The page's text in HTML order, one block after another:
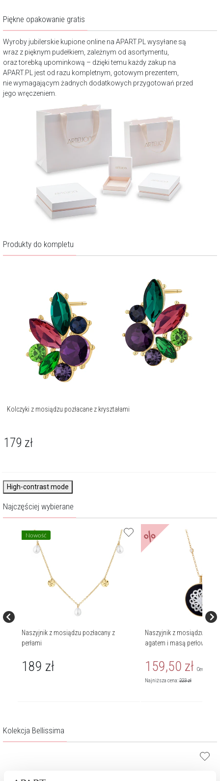
Piękne opakowanie gratis
Wyroby jubilerskie kupione online na APART.PL wysyłane są
wraz z pięknym pudełkiem, zależnym od asortymentu,
oraz torebką upominkową – dzięki temu każdy zakup na
APART.PL jest od razu kompletnym, gotowym prezentem,
nie wymagającym żadnych dodatkowych przygotowań przed
jego wręczeniem.
Produkty do kompletu
Kolczyki z mosiądzu pozłacane z kryształami
179 zł
High-contrast mode
Najczęściej wybierane
Nowość
Naszyjnik z mosiądzu pozłacany z
perłami
189 zł
%
Naszyjnik z mosiądzu
agatem i masą perłową -
159,50 zł Cena
Najniższa cena:223zł
Kolekcja Bellissima